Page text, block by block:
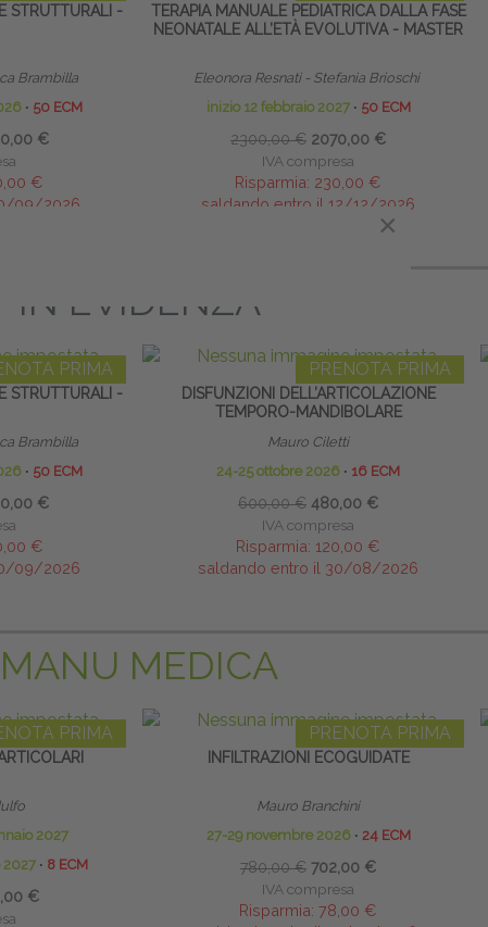
STRUTTURALI -
Brambilla
∙ 50 ECM
€
€
09/2026
TERAPIA MANUALE PEDIATRICA DALLA FASE
NEONATALE ALL’ETÀ EVOLUTIVA - MASTER
Eleonora Resnati - Stefania Brioschi
inizio 12 febbraio 2027 ∙ 50 ECM
2300,00 € 2070,00 €
IVA compresa
Risparmia: 230,00 €
saldando entro il 12/12/2026
IN EVIDENZA
PRIMA
STRUTTURALI -
Brambilla
∙ 50 ECM
€
€
09/2026
PRENOTA PRIMA
DISFUNZIONI DELL’ARTICOLAZIONE
TEMPORO-MANDIBOLARE
Mauro Ciletti
24-25 ottobre 2026 ∙ 16 ECM
600,00 € 480,00 €
IVA compresa
Risparmia: 120,00 €
saldando entro il 30/08/2026
MANU MEDICA
PRIMA
2027
2027 ∙ 8 ECM
€
PRENOTA PRIMA
INFILTRAZIONI ECOGUIDATE
Mauro Branchini
27-29 novembre 2026 ∙ 24 ECM
780,00 € 702,00 €
IVA compresa
Risparmia: 78,00 €
×